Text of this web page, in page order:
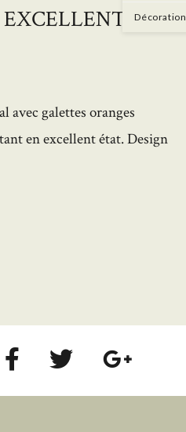
Décoration
avec galettes oranges
en excellent état. Design